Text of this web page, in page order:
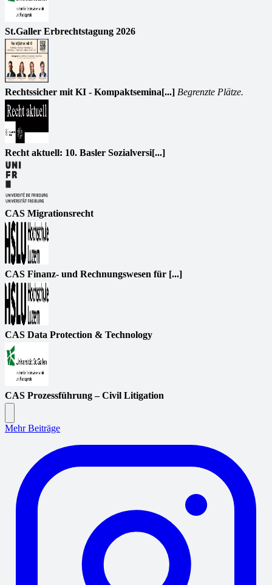
St.Galler Erbrechtstagung 2026
Rechtssicher mit KI - Kompaktsemina[...] Begrenzte Plätze.
Recht aktuell: 10. Basler Sozialversi[...]
CAS Migrationsrecht
CAS Finanz- und Rechnungswesen für [...]
CAS Data Protection & Technology
CAS Prozessführung – Civil Litigation
Mehr Beiträge